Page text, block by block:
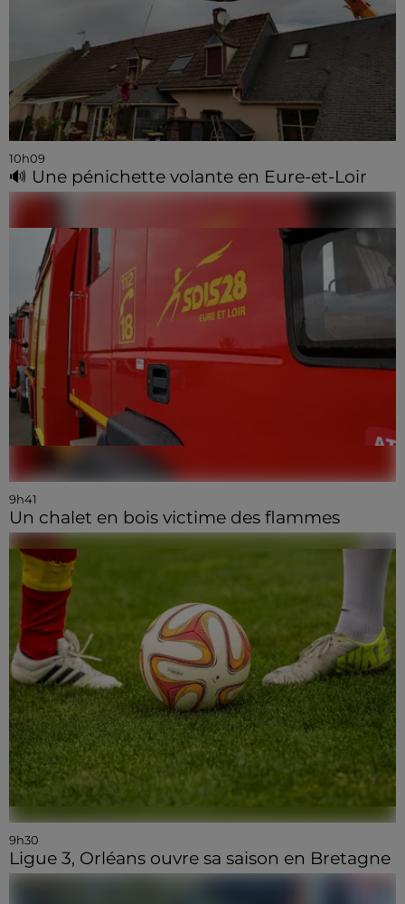
10h09
🔊 Une pénichette volante en Eure-et-Loir
9h41
Un chalet en bois victime des flammes
9h30
Ligue 3, Orléans ouvre sa saison en Bretagne